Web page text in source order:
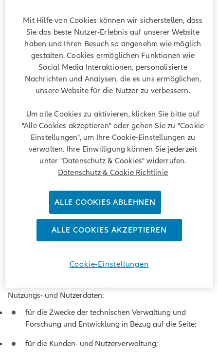
von welcher Sie uns besuchen, die Art der genutzten
Browser-Software, die einzelnen Unterseiten der Website,
die Sie tatsächlich aufrufen, einschließlich des Datums und
der Dauer Ihres Besuchs).
Darüber hinaus erheben, verarbeiten und nutzen wir
personenbezogene Daten, welche Sie über die Seite
Telefon-/Faxnummer) auf einer Anmeldeseite eingeben,
wenn Sie einen E-Mail-Newsletter abonnieren oder wenn
Sie sich online für eine Stelle bei Allianz Global Investors
bewerben („Nutzerdaten“).
Von unserem verbundenen Unternehmen Allianz Global
bestimmte Daten, die aus öffentlich zugänglichen Quellen
stammen (die etwa im Internet frei zugänglich sind)
Analysedaten“), unter anderem um
Anlageentscheidungen und Kundenbesprechungen zu
Nutzungs- und Nutzerdaten:
für die Zwecke der technischen Verwaltung und
Forschung und Entwicklung in Bezug auf die Seite;
für die Kunden- und Nutzerverwaltung;
Mit Hilfe von Cookies können wir sicherstellen, dass
Sie das beste Nutzer-Erlebnis auf unserer Website
haben und Ihren Besuch so angenehm wie möglich
gestalten. Cookies ermöglichen Funktionen wie
Social Media Interaktionen, personalisierte
Nachrichten und Analysen, die es uns ermöglichen,
unsere Website für die Nutzer zu verbessern.
Um alle Cookies zu aktivieren, klicken Sie bitte auf
"Alle Cookies akzeptieren" oder gehen Sie zu "Cookie
Einstellungen", um Ihre Cookie-Einstellungen zu
verwalten. Ihre Einwilligung können Sie jederzeit
unter "Datenschutz & Cookies" widerrufen.
Datenschutz & Cookie Richtlinie
ALLE COOKIES ABLEHNEN
ALLE COOKIES AKZEPTIEREN
Cookie-Einstellungen